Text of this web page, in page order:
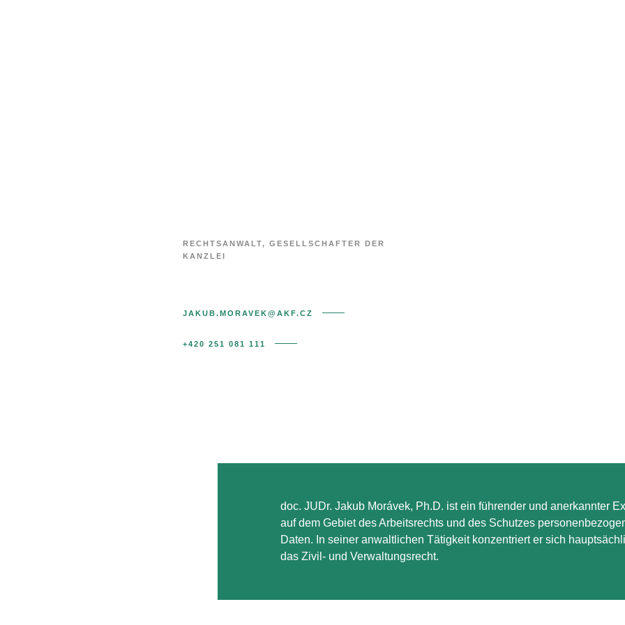
RECHTSANWALT, GESELLSCHAFTER DER
KANZLEI
JAKUB.MORAVEK@AKF.CZ
+420 251 081 111
doc. JUDr. Jakub Morávek, Ph.D. ist ein führender und anerkannter
auf dem Gebiet des Arbeitsrechts und des Schutzes
Daten. In seiner anwaltlichen Tätigkeit konzentriert er sich
das Zivil- und Verwaltungsrecht.